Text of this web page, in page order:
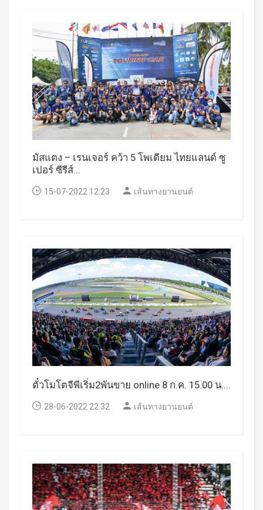
มัสแตง – เรนเจอร์ คว้า 5 โพเดียม ไทยแลนด์ ซู
เปอร์ ซีรีส์...
15-07-2022 12:23 เส้นทางยานยนต์
ตั๋วโมโตจีพีเริ่ม2พันขาย online 8 ก.ค. 15.00 น....
28-06-2022 22:32 เส้นทางยานยนต์